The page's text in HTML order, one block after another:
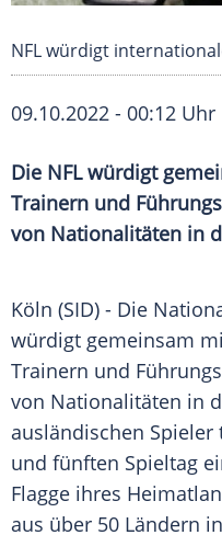
NFL würdigt
09.10.2022 - 00:12 Uhr
Die NFL würdigt
Trainern und
von Nationalitäten in
Köln (SID) - Die
würdigt gemeinsam
Trainern und
von Nationalitäten in
ausländischen
und fünften Spieltag
Flagge ihres
aus über 50 Ländern